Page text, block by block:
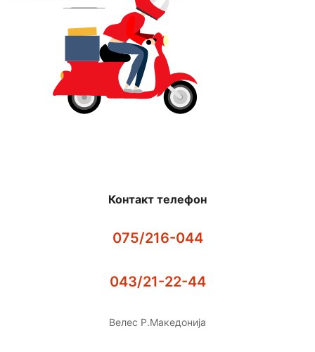
Контакт телефон
075/216-044
043/21-22-44
Велес Р.Македонија